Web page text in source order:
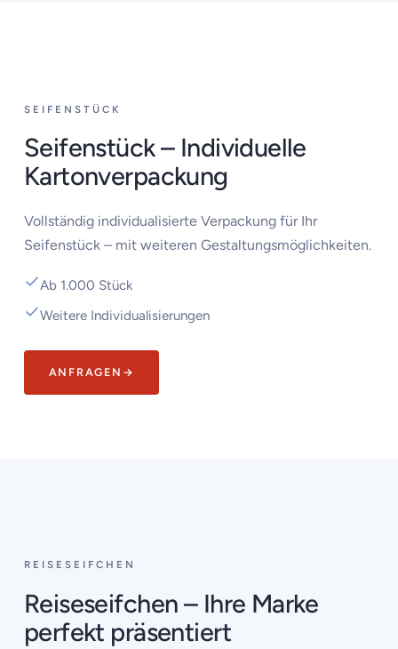
SEIFENSTÜCK
Seifenstück – Individuelle
Kartonverpackung
Vollständig individualisierte Verpackung für Ihr
Seifenstück – mit weiteren Gestaltungsmöglichkeiten.
Ab 1.000 Stück
Weitere Individualisierungen
ANFRAGEN →
REISESEIFCHEN
Reiseseifchen – Ihre Marke
perfekt präsentiert